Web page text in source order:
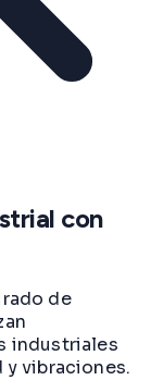
con
de
industriales
vibraciones.